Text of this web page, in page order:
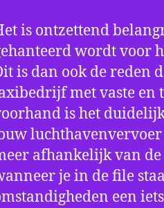
is ontzettend
wordt voor
is dan ook de reden
met vaste en
is het
afhankelijk van
je in de file
een